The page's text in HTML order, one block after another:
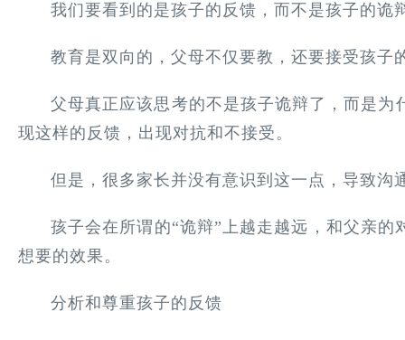
我们要看到的是孩子的反馈，而不是孩子的诡
教育是双向的，父母不仅要教，还要接受孩子
父母真正应该思考的不是孩子诡辩了，而是
现这样的反馈，出现对抗和不接受。
但是，很多家长并没有意识到这一点，导致
孩子会在所谓的“诡辩”上越走越远，和父亲
想要的效果。
分析和尊重孩子的反馈